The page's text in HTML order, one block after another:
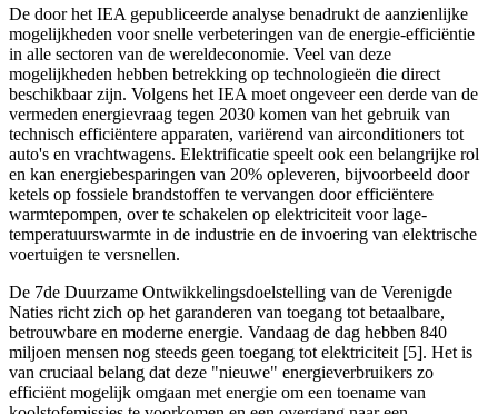
De door het IEA gepubliceerde analyse benadrukt de aanzienlijke
mogelijkheden voor snelle verbeteringen van de energie-efficiëntie
in alle sectoren van de wereldeconomie. Veel van deze
mogelijkheden hebben betrekking op technologieën die direct
beschikbaar zijn. Volgens het IEA moet ongeveer een derde van de
vermeden energievraag tegen 2030 komen van het gebruik van
technisch efficiëntere apparaten, variërend van airconditioners tot
auto's en vrachtwagens. Elektrificatie speelt ook een belangrijke rol
en kan energiebesparingen van 20% opleveren, bijvoorbeeld door
ketels op fossiele brandstoffen te vervangen door efficiëntere
warmtepompen, over te schakelen op elektriciteit voor lage-
temperatuurswarmte in de industrie en de invoering van elektrische
voertuigen te versnellen.
De 7de Duurzame Ontwikkelingsdoelstelling van de Verenigde
Naties richt zich op het garanderen van toegang tot betaalbare,
betrouwbare en moderne energie. Vandaag de dag hebben 840
miljoen mensen nog steeds geen toegang tot elektriciteit [5]. Het is
van cruciaal belang dat deze "nieuwe" energieverbruikers zo
efficiënt mogelijk omgaan met energie om een toename van